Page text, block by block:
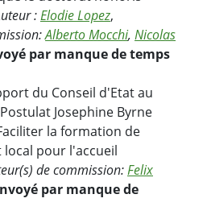
:Elodie Lopez,
Alberto Mocchi, Nicolas
par manque de temps
du Conseil d'Etat au
Josephine Byrne
la formation de
pour l'accueil
de commission:Felix
par manque de